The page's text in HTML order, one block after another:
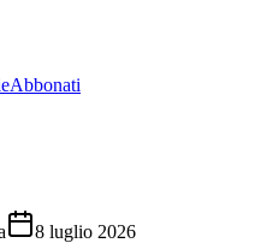
Abbonati
8 luglio 2026